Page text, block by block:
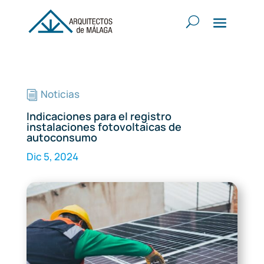
i Noticias
Indicaciones para el registro
instalaciones fotovoltaicas de
autoconsumo
Dic 5, 2024